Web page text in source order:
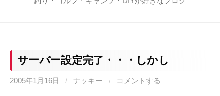
サーバー設定完了・・・しかし
2005年1月16日 / ナッキー / コメントする